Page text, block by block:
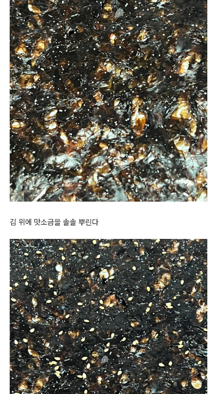
김 위에 맛소금을 솔솔 뿌린다